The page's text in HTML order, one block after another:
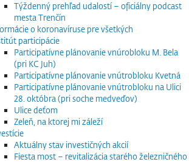
Týždenný prehľad udalostí – oficiálny podcast
mesta Trenčín
o koronavíruse pre všetkých
participácie
Participatívne plánovanie vnúrobloku M. Bela
(pri KC Juh)
Participatívne plánovanie vnútrobloku Kvetná
Participatívne plánovanie vnútrobloku na Ulici
28. októbra (pri soche medveďov)
Ulice deťom
Zeleň, na ktorej mi záleží
Aktuálny stav investičných akcií
Fiesta most – revitalizácia starého železničného